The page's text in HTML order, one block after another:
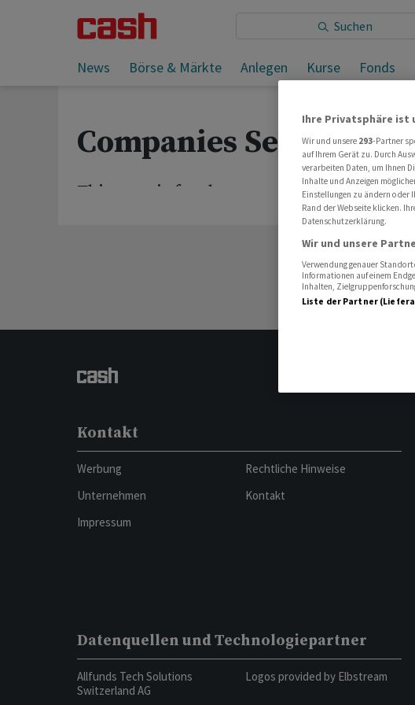
News Börse & Märkte Anlegen Kurse Fonds
Companies Service
This page is for the company service
Kontakt
Werbung
Unternehmen
Impressum
Rechtliche Hinweise
Kontakt
Datenquellen und Technologiepartner
Allfunds Tech Solutions
Switzerland AG
Logos provided by Elbstream
Ihre Privatsphäre ist
Wir und unsere 293-Partner
auf Ihrem Gerät zu. Durch
verarbeiten Daten, um Ihnen
Inhalte und Anzeigen
Einstellungen zu ändern oder
Rand der Webseite klicken.
Datenschutzerklärung.
Wir und unsere
Verwendung genauer
Informationen auf einem
Inhalten,
Liste der Partner